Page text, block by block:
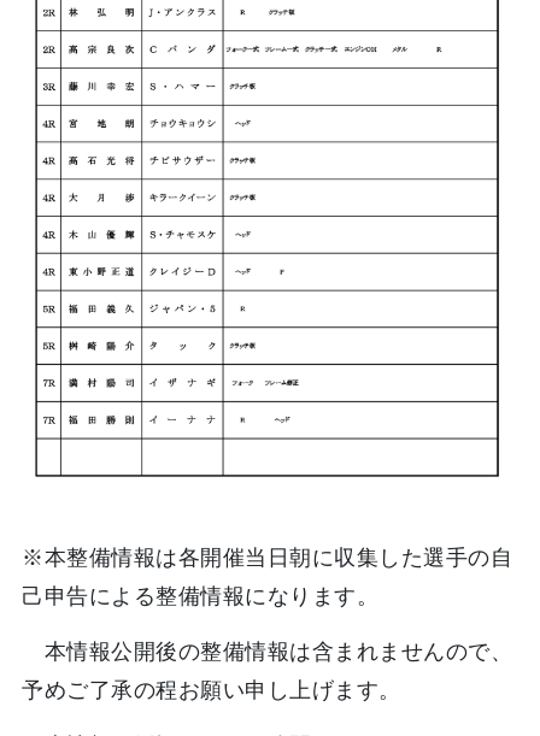
※本整備情報は各開催当日朝に収集した選手の自
己申告による整備情報になります。
本情報公開後の整備情報は含まれませんので、
予めご了承の程お願い申し上げます。